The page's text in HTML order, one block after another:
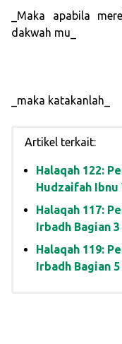
_Maka apabila
dakwah mu_
_maka katakanlah_
Artikel terkait:
Halaqah 122:
Hudzaifah Ibnu
Halaqah 117:
Irbadh Bagian 3
Halaqah 119:
Irbadh Bagian 5